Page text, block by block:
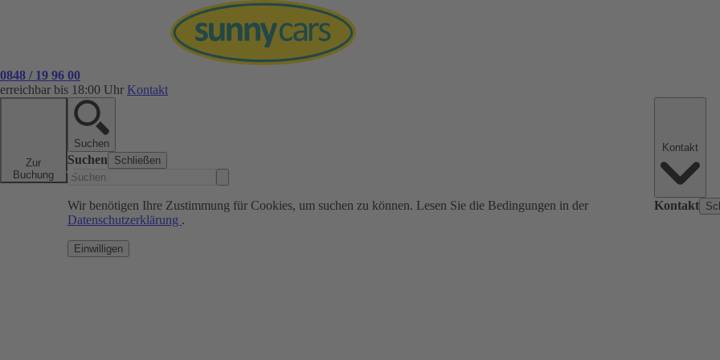
0848 / 19 96 00
erreichbar bis 18:00 Uhr Kontakt
Zur
Buchung
Suchen
Suchen Schließen
Wir benötigen Ihre Zustimmung für Cookies, um suchen zu können. Lesen Sie die Bedingungen in der
Datenschutzerklärung .
Einwilligen
Kontakt